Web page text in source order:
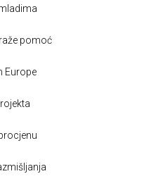
pomoć
Europe